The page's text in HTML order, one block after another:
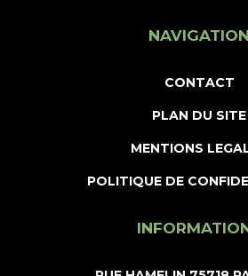
NAVIGATION
CONTACT
PLAN DU SITE
MENTIONS
POLITIQUE DE